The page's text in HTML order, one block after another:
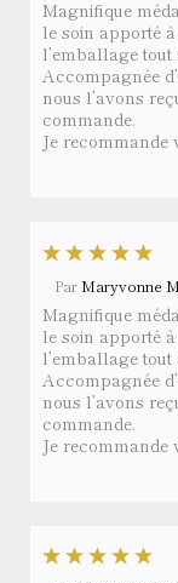
Magnifique
le soin apporté
l’emballage tout
Accompagnée
nous l’avons
commande.
Je recommande
Par Maryvonne
Magnifique
le soin apporté
l’emballage tout
Accompagnée
nous l’avons
commande.
Je recommande